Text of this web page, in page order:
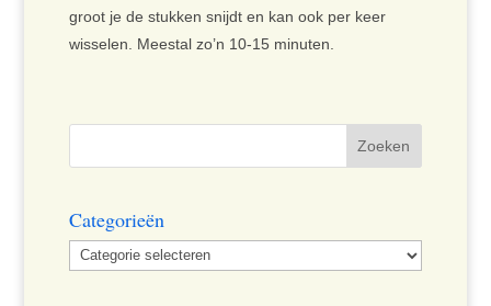
groot je de stukken snijdt en kan ook per keer
wisselen. Meestal zo’n 10-15 minuten.
Categorieën
Categorieën